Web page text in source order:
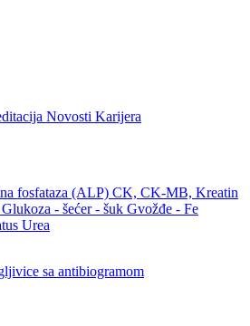
Novosti Karijera
fosfataza (ALP) CK, CK-MB, Kreatin
Glukoza - šećer - šuk Gvožđe - Fe
Urea
sa antibiogramom